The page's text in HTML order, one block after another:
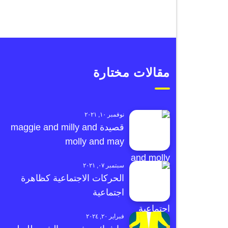
مقالات مختارة
نوفمبر ١٠, ٢٠٢١
قصيدة maggie and milly and
molly and may
سبتمبر ٠٧, ٢٠٢١
الحركات الاجتماعية كظاهرة
اجتماعية
فبراير ٢٠, ٢٠٢٤